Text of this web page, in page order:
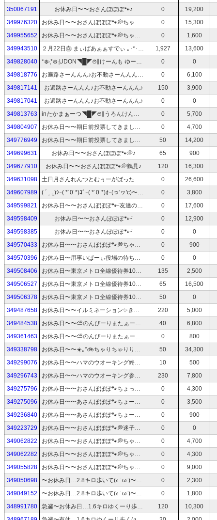
350067191
お休み日〜〜おさんぽぽぽ🐾♪ 0
19,200
349976320
お休み日〜〜おさんぽぽぽ🐾💭ちゃりちゃりりりり🚲♪ 0
15,300
349955652
お休み日〜〜おさんぽぽぽ🐾💭ちゃりちゃりりりり🚲♪ 0
1,600
349943510
２月22日🎂 まぃばあぁぁすでぃ ｡･*･≡(🤎𐌂:)≡(🤎𐌂:)≡(🤎𐌂:)🎉で久しぶりのビールぷはぁ！(>▽<)／〘[] 1,927
13,600
349828040
*❄️·̩͙*❄️·̩͙UDON◥█̆̈◤࿉∥けーんも ゆーきー*❄️·̩͙*❄️·̩͙おえしえしよっか*❄️·̩͙ 0
0
349818776
お遍路さーんんん♪お不動さーんんん♪御参り終わってー神社⛩さん 0
6,100
349817141
お遍路さーんんん♪お不動さーんんん♪ 150
3,900
349817041
お遍路さーんんん♪お不動さーんんん♪ 0
0
349813763
inたかまぁーつ◥█̆̈◤࿉∥うろんけん〜おさんぽぽぽ⭐️ 0
5,700
349804907
お休み日〜〜期日前投票してきまして✨🌲✨100円引きクーポン貰ったのでちょっと ⃞⃛୭ᐝ~~coffee time☆ 0
4,700
349776949
お休み日〜〜期日前投票してきまして✨🌲✨100円引きクーポン貰ったのでちょっと ⃞⃛୭ᐝ~~coffee time☆ 50
14,200
349699631
お休み日〜〜おさんぽぽぽ🐾💭♪ 65
900
349677910
お休み日〜〜おさんぽぽぽ🐾💭鶴見♪ 120
16,300
349631098
土日月さんれんつとむぅーがばった＼(^^)／お休み日〜〜おさんぽぽぽ🐾晴天なりり🩵💭 0
26,600
349607989
( ´ ܸ. .ܸ )ｼｰ( *˙0˙*)ｺﾞｰ( *˙0˙*)ｵｰ(っ'ヮ'c)〜浜松町へ来たよ🐾ᵕ̈あるーくくく🐾🐾 0
3,800
349599821
お休み日〜〜おさんぽぽぽ🐾ᵕ̈友達のDANCEの公演が19時開演〜六本木からあるーく🐾🐾 0
17,600
349598409
お休み日〜〜おさんぽぽぽ🐾ᵕ̈ 0
12,900
349598385
お休み日〜〜おさんぽぽぽ🐾ᵕ̈ 0
0
349570433
お休み日〜〜おさんぽぽぽ🐾💭ちゃりちゃりりりり🚲♪おさんぽぽぽ🐾ᵕ̈ 0
900
349570396
お休み日〜用事いぱーぃ役場の待ち時間ちゅーなう𓂃𓂂ꕤ*.ﾟおえしせꕤ.｡練習～呼ばれるまで 0
0
349508406
お休み日〜東京メトロ全線優待券10枚使い切り✨️☀️✨️✨️のんびーりまたぁーりり｡°おさんぽぽぽ🐾🐾豊川稲荷稲荷さんへきたた 135
2,500
349506527
お休み日〜東京メトロ全線優待券10枚使い切り✨️☀️✨️✨️のんびーりまたぁーりり｡°おさんぽぽぽ🐾🐾 65
16,500
349506378
お休み日〜東京メトロ全線優待券10枚使い切り✨️☀️✨️✨️のんびーりまたぁーりり｡°おさんぽぽぽ🐾🐾 50
0
349487658
お休み日〜〜イルミネーション✨️きらきらら✨️✨️✨️のんびーりまたぁーりり｡°🚲 220
5,000
349484538
お休み日〜〜⛅️のんびーりまたぁーりりり｡°🚲🐾🐾 40
6,800
349361463
お休み日〜〜⛅️のんびーりまたぁーりりり｡°🚲🐾🐾 0
800
349338798
お休み日〜〜☀️｡°🚲ちゃりちゃりりりり🚲𓂃◌𓈒 50
34,300
349299076
お休み日〜〜ハマのウオーキング終わってーお昼たべてーヨコハマさよならぁ✨️ 10
500
349296743
お休み日〜〜ハマのウオーキング参加☀️｡°横浜きたよよよ🐾🐾 230
7,800
349275796
お休み日〜〜おさんぽぽぽ🐾ちょっとまいごってやっととーちゃく公園🐾💭｡° 0
4,300
349275096
お休み日〜〜あさんぽぽぽ🐾ちょーっと🐾日向ぼっここ☀️｡° 0
3,500
349236840
お休み日〜〜あさんぽぽぽ🐾ちょーっと🐾🐾 0
900
349223729
お休み日〜〜おさんぽぽぽ🐾💭迷子なりませんよーにい🐾🐾 0
0
349062822
お休み日〜〜おさんぽぽぽ🐾💭ちゃりちゃりりりり🚲♪迷子になりませんよぉぉぉに ㅅ|やっと🌹とうちゃーく。。。ちょいヘロヘロ 0
4,700
349062282
お休み日〜〜おさんぽぽぽ🐾💭ちゃりちゃりりりり🚲♪迷子になりませんよぉぉぉに ㅅ|てすと 0
4,300
349055828
お休み日〜〜おさんぽぽぽ🐾💭ちゃりちゃりりりり🚲♪迷子になりませんよぉぉぉに ㅅ| 0
9,000
349050698
〜お休み日…2.8キロ歩いて(ง ˙ω˙)〜バス乗って帰ってきた〜らっ☆もぅイルミネーション✨️🎄✨️✨️ 0
2,300
349049152
〜お休み日…2.8キロ歩いて(ง ˙ω˙)〜バス乗って池袋きた 0
1,800
348991780
急遽〜お休み日…1.6キロゆくーり歩く(ง ˙ω˙)ーあれなんだろ？🐾🐾 120
10,300